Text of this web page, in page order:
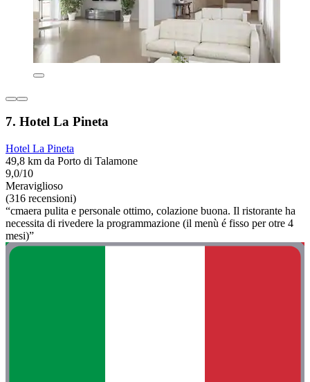
7. Hotel La Pineta
Hotel La Pineta
49,8 km da Porto di Talamone
9,0/10
Meraviglioso
(316 recensioni)
“cmaera pulita e personale ottimo, colazione buona. Il ristorante ha
necessita di rivedere la programmazione (il menù é fisso per otre 4
mesi)”